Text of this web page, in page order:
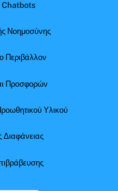
Chatbots
Νοημοσύνης
Περιβάλλον
Προσφορών
Υλικού
Διαφάνειας